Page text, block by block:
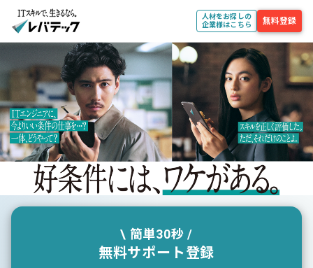
人材をお探しの
企業様はこちら
無料登録
\ 簡単30秒 /
無料サポート登録